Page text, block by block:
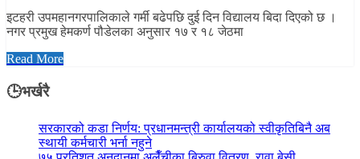
इटहरी उपमहानगरपालिकाले गर्मी बढेपछि दुई दिन विद्यालय बिदा दिएको छ ।
नगर प्रमुख हेमकर्ण पौडेलका अनुसार १७ र १८ जेठमा
Read More
🕒भर्खरै
सरकारको कडा निर्णय: प्रधानमन्त्री कार्यालयको स्वीकृतिबिनै अब
स्थायी कर्मचारी भर्ना नहुने